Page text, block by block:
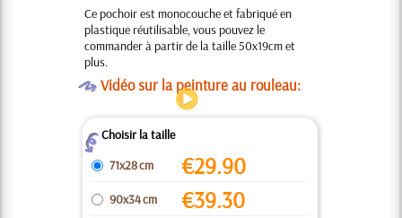
Ce pochoir est monocouche et fabriqué en
plastique réutilisable, vous pouvez le
commander à partir de la taille 50x19cm et
plus.
OVidéo sur la peinture au rouleau:
ZChoisir la taille
71x28 cm
€29.90
90x34 cm €39.30